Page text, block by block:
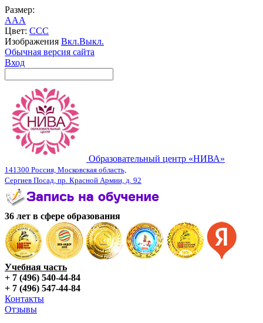
Размер:
AAA
Цвет: CCC
Изображения Вкл.Выкл.
Обычная версия сайта
Вход
Образовательный центр «НИВА»
141300 Россия, Московская область,
Сергиев Посад, пр. Красной Армии, д. 92
36 лет в сфере образования
Учебная часть
+ 7 (496) 540-44-84
+ 7 (496) 547-44-84
Контакты
Отзывы